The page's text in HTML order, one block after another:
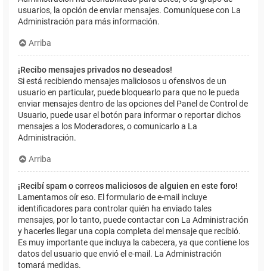
usuarios, la opción de enviar mensajes. Comuníquese con La
Administración para más información.
Arriba
¡Recibo mensajes privados no deseados!
Si está recibiendo mensajes maliciosos u ofensivos de un
usuario en particular, puede bloquearlo para que no le pueda
enviar mensajes dentro de las opciones del Panel de Control de
Usuario, puede usar el botón para informar o reportar dichos
mensajes a los Moderadores, o comunicarlo a La
Administración.
Arriba
¡Recibí spam o correos maliciosos de alguien en este foro!
Lamentamos oír eso. El formulario de e-mail incluye
identificadores para controlar quién ha enviado tales
mensajes, por lo tanto, puede contactar con La Administración
y hacerles llegar una copia completa del mensaje que recibió.
Es muy importante que incluya la cabecera, ya que contiene los
datos del usuario que envió el e-mail. La Administración
tomará medidas.